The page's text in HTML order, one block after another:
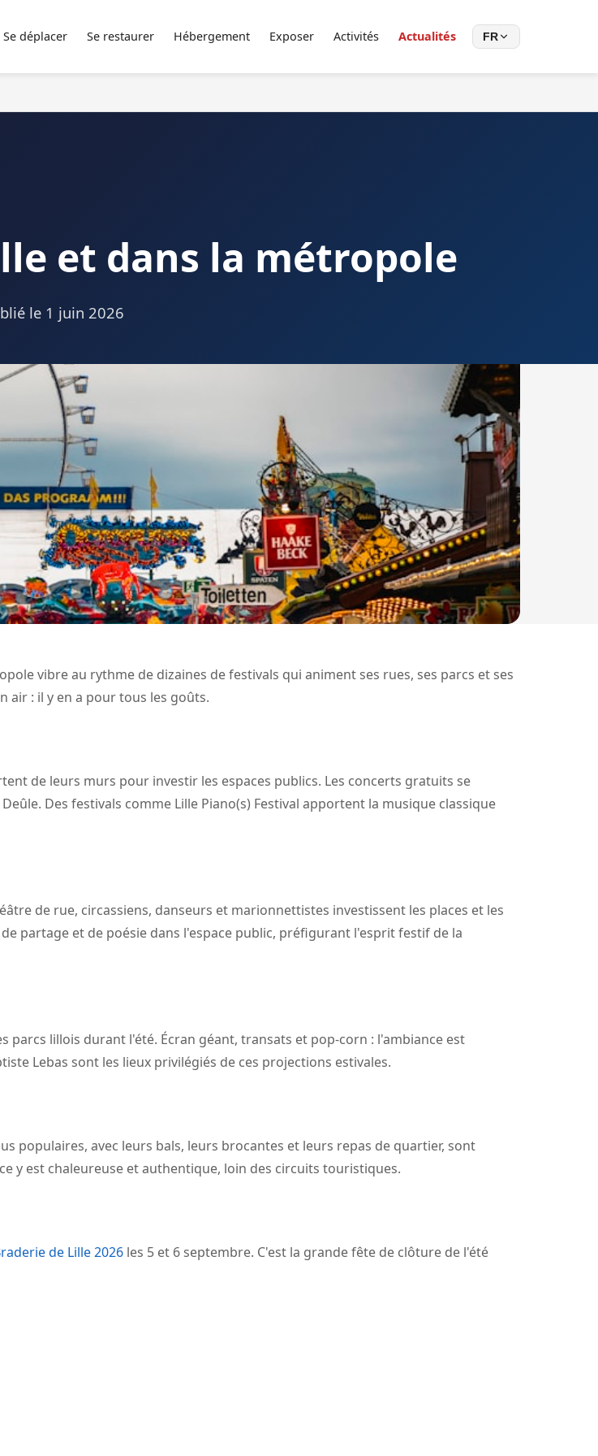
Se déplacer Se restaurer Hébergement Exposer Activités Actualités FR
et dans la métropole
le 1 juin 2026
vibre au rythme de dizaines de festivals qui animent ses rues, ses parcs et ses
air : il y en a pour tous les goûts.
de leurs murs pour investir les espaces publics. Les concerts gratuits se
Des festivals comme Lille Piano(s) Festival apportent la musique classique
de rue, circassiens, danseurs et marionnettistes investissent les places et les
partage et de poésie dans l'espace public, préfigurant l'esprit festif de la
parcs lillois durant l'été. Écran géant, transats et pop-corn : l'ambiance est
Lebas sont les lieux privilégiés de ces projections estivales.
populaires, avec leurs bals, leurs brocantes et leurs repas de quartier, sont
y est chaleureuse et authentique, loin des circuits touristiques.
de Lille 2026 les 5 et 6 septembre. C'est la grande fête de clôture de l'été